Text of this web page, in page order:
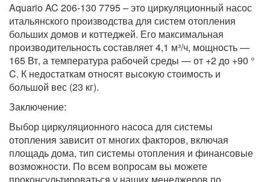
Aquario AC 206-130 7795 – это циркуляционный насос
итальянского производства для систем отопления
больших домов и коттеджей. Его максимальная
производительность составляет 4,1 м³/ч, мощность —
165 Вт, а температура рабочей среды — от +2 до +90 °
C. К недостаткам относят высокую стоимость и
большой вес (23 кг).
Заключение:
Выбор циркуляционного насоса для системы
отопления зависит от многих факторов, включая
площадь дома, тип системы отопления и финансовые
возможности. По всем вопросам вы можете